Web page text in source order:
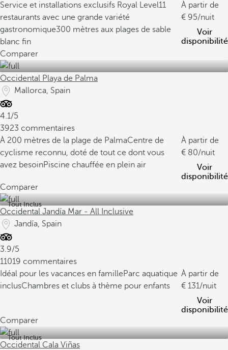
Service et installations exclusifs Royal Level11
restaurants avec une grande variété
gastronomique300 mètres aux plages de sable
blanc fin
À partir de
95/nuit
Voir
disponibilité
Comparer
Occidental Playa de Palma
Mallorca, Spain
4.1/5
3923 commentaires
À 200 mètres de la plage de PalmaCentre de
cyclisme reconnu, doté de tout ce dont vous
avez besoinPiscine chauffée en plein air
À partir de
80/nuit
Voir
disponibilité
Comparer
Tout Inclus
Occidental Jandía Mar - All Inclusive
Jandía, Spain
3.9/5
11019 commentaires
Idéal pour les vacances en familleParc aquatique
inclusChambres et clubs à thème pour enfants
À partir de
131/nuit
Voir
disponibilité
Comparer
Tout Inclus
Occidental Cala Viñas